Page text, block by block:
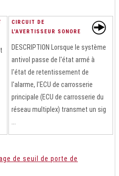
CIRCUIT DE
L'AVERTISSEUR SONORE
DESCRIPTION Lorsque le système
antivol passe de l'état armé à
l'état de retentissement de
l'alarme, l'ECU de carrosserie
principale (ECU de carrosserie du
réseau multiplex) transmet un sig
de seuil de porte de